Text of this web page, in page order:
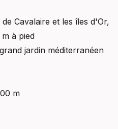
Cavalaire et les îles d'Or,
à pied
jardin méditerranéen
m